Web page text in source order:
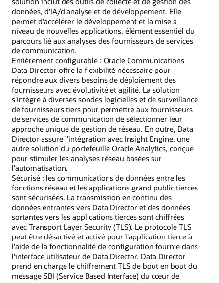
données, d'IA/d'analyse et de développement. Elle
permet d'accélérer le développement et la mise à
niveau de nouvelles applications, élément essentiel du
parcours lié aux analyses des fournisseurs de services
de communication.
Entièrement configurable : Oracle Communications
Data Director offre la flexibilité nécessaire pour
répondre aux divers besoins de déploiement des
fournisseurs avec évolutivité et agilité. La solution
s'intègre à diverses sondes logicielles et de surveillance
de fournisseurs tiers pour permettre aux fournisseurs
de services de communication de sélectionner leur
approche unique de gestion de réseau. En outre, Data
Director assure l'intégration avec Insight Engine, une
autre solution du portefeuille Oracle Analytics, conçue
pour stimuler les analyses réseau basées sur
l'automatisation.
Sécurisé : les communications de données entre les
fonctions réseau et les applications grand public tierces
sont sécurisées. La transmission en continu des
données entrantes vers Data Director et des données
sortantes vers les applications tierces sont chiffrées
avec Transport Layer Security (TLS). Le protocole TLS
peut être désactivé et activé pour l'application tierce à
l'aide de la fonctionnalité de configuration fournie dans
l'interface utilisateur de Data Director. Data Director
prend en charge le chiffrement TLS de bout en bout du
message SBI (Service Based Interface) du cœur de